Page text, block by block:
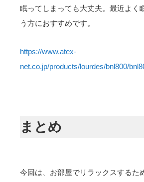
眠ってしまっても大丈夫。最近よく
う方におすすめです。
https://www.atex-
net.co.jp/products/lourdes/bnl800/
まとめ
今回は、お部屋でリラックスするた